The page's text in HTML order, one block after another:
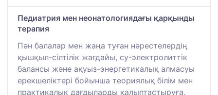
Педиатрия мен неонатологиядағы қарқынды
терапия
Пән балалар мен жаңа туған нәрестелердің
қышқыл-сілтілік жағдайы, су-электролиттік
балансы және ақуыз-энергетикалық алмасуы
ерекшеліктері бойынша теориялық білім мен
практикалық дағдыларды қалыптастыруға,